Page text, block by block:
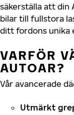
säkerställa att din
bilar till fullstora
ditt fordons unika
VARFÖR
AUTOAR?
Vår avancerade
Utmärkt